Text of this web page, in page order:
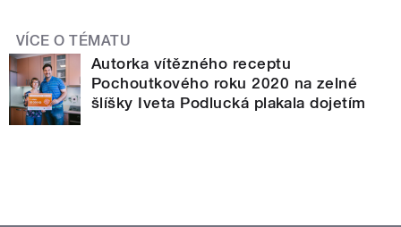
VÍCE O TÉMATU
Autorka vítězného receptu
Pochoutkového roku 2020 na zelné
šlíšky Iveta Podlucká plakala dojetím